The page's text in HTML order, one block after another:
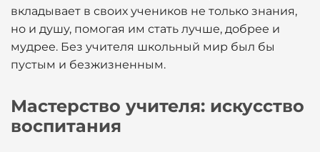
вкладывает в своих учеников не только знания,
но и душу, помогая им стать лучше, добрее и
мудрее. Без учителя школьный мир был бы
пустым и безжизненным.
Мастерство учителя: искусство
воспитания